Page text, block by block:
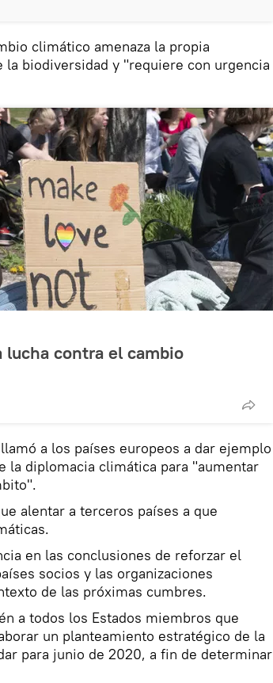
climático amenaza la propia
la biodiversidad y "requiere con urgencia
lucha contra el cambio
a los países europeos a dar ejemplo
la diplomacia climática para "aumentar
alentar a terceros países a que
en las conclusiones de reforzar el
socios y las organizaciones
de las próximas cumbres.
a todos los Estados miembros que
un planteamiento estratégico de la
para junio de 2020, a fin de determinar